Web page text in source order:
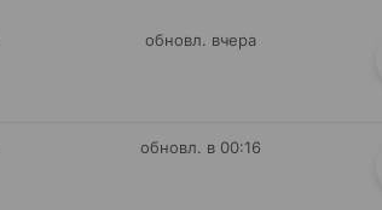
обновл. вчера
обновл. в 00:16